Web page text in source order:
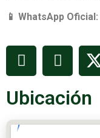
📱 WhatsApp Oficial:
Ubicación